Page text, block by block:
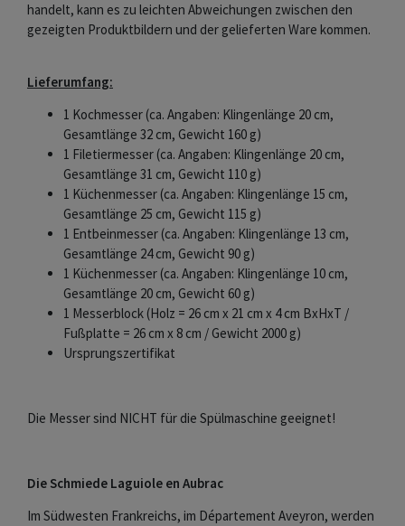
handelt, kann es zu leichten Abweichungen zwischen den
gezeigten Produktbildern und der gelieferten Ware kommen.
Lieferumfang:
1 Kochmesser (ca. Angaben: Klingenlänge 20 cm,
Gesamtlänge 32 cm, Gewicht 160 g)
1 Filetiermesser (ca. Angaben: Klingenlänge 20 cm,
Gesamtlänge 31 cm, Gewicht 110 g)
1 Küchenmesser (ca. Angaben: Klingenlänge 15 cm,
Gesamtlänge 25 cm, Gewicht 115 g)
1 Entbeinmesser (ca. Angaben: Klingenlänge 13 cm,
Gesamtlänge 24 cm, Gewicht 90 g)
1 Küchenmesser (ca. Angaben: Klingenlänge 10 cm,
Gesamtlänge 20 cm, Gewicht 60 g)
1 Messerblock (Holz = 26 cm x 21 cm x 4 cm BxHxT /
Fußplatte = 26 cm x 8 cm / Gewicht 2000 g)
Ursprungszertifikat
Die Messer sind NICHT für die Spülmaschine geeignet!
Die Schmiede Laguiole en Aubrac
Im Südwesten Frankreichs, im Département Aveyron, werden